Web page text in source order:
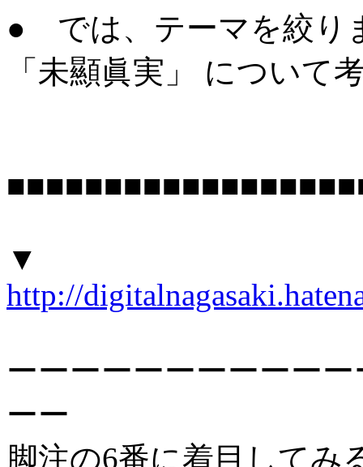
● では、テーマを絞り
「未顯眞実」 について
▼
http://
ーーーーーーーーーー
ーー
脚注の6番に着目してみ